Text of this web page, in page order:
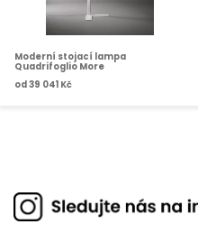
Moderní stojací lampa
Quadrifoglio More
od39 041 Kč